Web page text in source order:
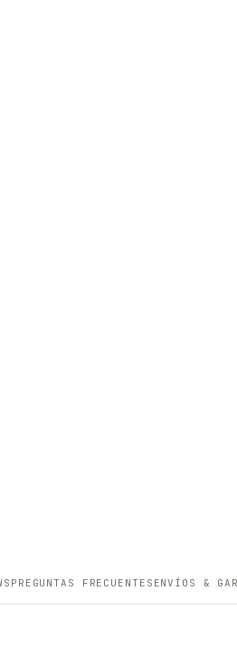
PREGUNTAS FRECUENTES ENVÍOS &